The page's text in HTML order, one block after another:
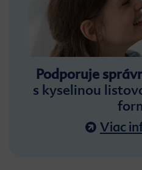
Podporuje
s kyselinou
Viac